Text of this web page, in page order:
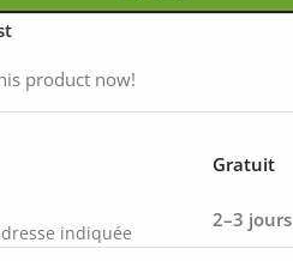
product now!
Gratuit
indiquée
2–3 jours